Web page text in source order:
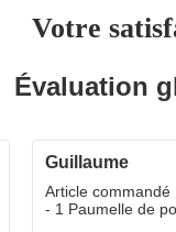
Votre
Évaluation
guillaume
Article commandé
- 1 Paumelle de